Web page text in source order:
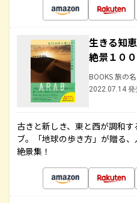
生きる知
絶景１００
BOOKS 旅の
2022.07.14 発
古きと新しき、東と西が調和
ブ。「地球の歩き方」が贈る
絶景集！